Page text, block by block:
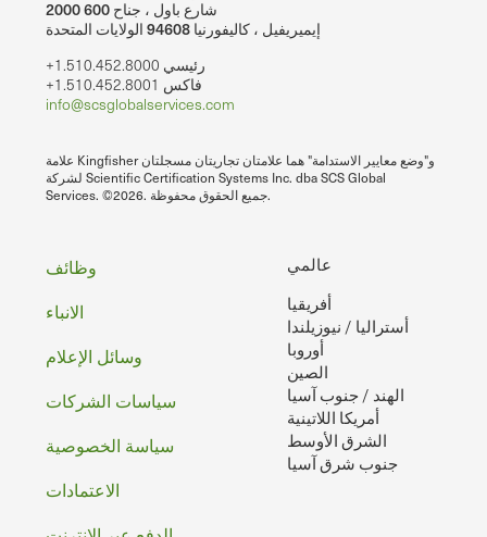
2000 شارع باول ، جناح 600
إيميريفيل ، كاليفورنيا 94608 الولايات المتحدة
+1.510.452.8000 رئيسي
+1.510.452.8001 فاكس
info@scsglobalservices.com
علامة Kingfisher و"وضع معايير الاستدامة" هما علامتان تجاريتان مسجلتان
لشركة Scientific Certification Systems Inc. dba SCS Global
Services. ©2026. جميع الحقوق محفوظة.
عالمي
أفريقيا
أستراليا / نيوزيلندا
أوروبا
الصين
الهند / جنوب آسيا
أمريكا اللاتينية
الشرق الأوسط
جنوب شرق آسيا
تذييل
الصفحه
وظائف
الانباء
وسائل الإعلام
سياسات الشركات
سياسة الخصوصية
الاعتمادات